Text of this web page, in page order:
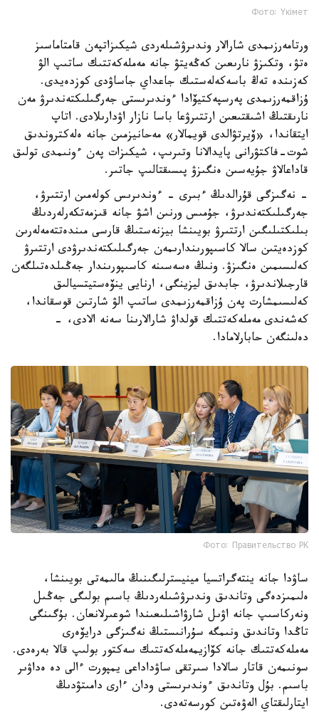
Фото: Үкімет
ورتامەرزىمدى شارالار وندىرۋشىلەردى شيكىزاتپەن قامتاماسىز
ەتۋ، وتكىزۋ نارىعىن كەڭەيتۋ جانە مەملەكەتتىك ساتىپ الۋ
كەزىندە تەڭ باسەكەلەستىك جاعداي جاساۋدى كوزدەيدى.
ۇزاقمەرزىمدى پەرسپەكتيۆادا ءوندىرىستى جەرگىلىكتەندىرۋ مەن
نارىقتىڭ اشىقتىعىن ارتتىرۋعا باسا نازار اۋدارىلادى. اتاپ
ايتقاندا، «ۆيرتۋالدى قويمالار» مەحانيزمىن جانە ەلەكتروندىق
شوت-فاكتۋرانى پايدالانا وتىرىپ، شيكىزات پەن ءونىمدى تولىق
قاداعالاۋ جۇيەسىن ەنگىزۋ پىسىقتالىپ جاتىر.
- نەگىزگى قۇرالدىڭ ءبىرى - ءوندىرىس كولەمىن ارتتىرۋ،
جەرگىلىكتەندىرۋ، جۇمىس ورنىن اشۋ جانە قىزمەتكەرلەردىڭ
بىلىكتىلىگىن ارتتىرۋ بويىنشا بيزنەستىڭ قارسى مىندەتتەمەلەرىن
كوزدەيتىن سالا كاسىپورىندارىمەن جەرگىلىكتەندىرۋدى ارتتىرۋ
كەلىسىمىن ەنگىزۋ. ونىڭ ەسەسىنە كاسىپورىندار جەڭىلدەتىلگەن
قارجىلاندىرۋ، جابدىق ليزينگى، ارنايى ينۆەستيتسيالىق
كەلىسىمشارت پەن ۇزاقمەرزىمدى ساتىپ الۋ شارتىن قوسقاندا،
كەشەندى مەملەكەتتىك قولداۋ شارالارىنا سەنە الادى، -
دەلىنگەن حابارلامادا.
Фото: Правительство РК
ساۋدا جانە ينتەگراتسيا مينيسترلىگىنىڭ مالىمەتى بويىنشا،
ەلىمىزدەگى وتاندىق وندىرۋشىلەردىڭ باسىم بولىگى جەڭىل
ونەركاسىپ جانە اۋىل شارۋاشىلىعىندا شوعىرلانعان. بۇگىنگى
تاڭدا وتاندىق ونىمگە سۇرانىستىڭ نەگىزگى درايۆەرى
مەملەكەتتىك جانە كۆازيمەملەكەتتىك سەكتور بولىپ قالا بەرەدى.
سونىمەن قاتار سالادا سىرتقى ساۋداداعى يمپورت ءالى دە ەداۋىر
باسىم. بۇل وتاندىق ءوندىرىستى ودان ءارى دامىتۋدىڭ
ايتارلىقتاي الەۋەتىن كورسەتەدى.